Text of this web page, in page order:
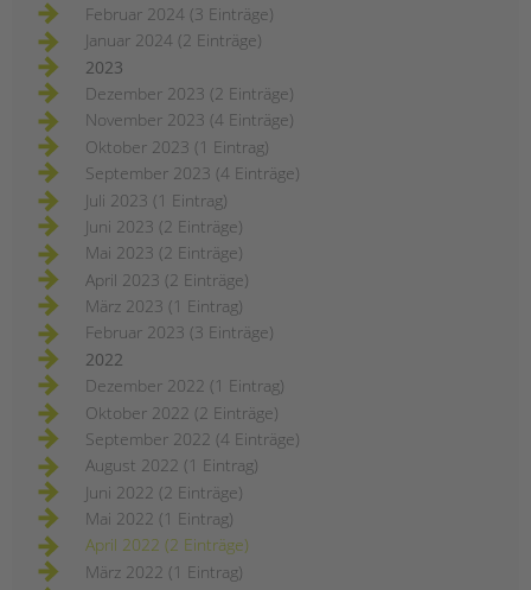
Februar 2024 (3 Einträge)
Januar 2024 (2 Einträge)
2023
Dezember 2023 (2 Einträge)
November 2023 (4 Einträge)
Oktober 2023 (1 Eintrag)
September 2023 (4 Einträge)
Juli 2023 (1 Eintrag)
Juni 2023 (2 Einträge)
Mai 2023 (2 Einträge)
April 2023 (2 Einträge)
März 2023 (1 Eintrag)
Februar 2023 (3 Einträge)
2022
Dezember 2022 (1 Eintrag)
Oktober 2022 (2 Einträge)
September 2022 (4 Einträge)
August 2022 (1 Eintrag)
Juni 2022 (2 Einträge)
Mai 2022 (1 Eintrag)
April 2022 (2 Einträge)
März 2022 (1 Eintrag)